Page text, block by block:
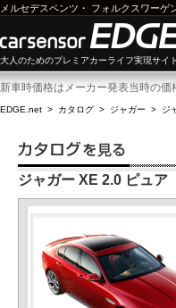
メルセデスベンツ ・ フォルクスワーゲ
大人のためのプレミアカーライフ実現サイ
新車時価格はメーカー発表当時の価
EDGE.net > カタログ > ジャガー > ジ
ジャガー XE 2.0 ピュア